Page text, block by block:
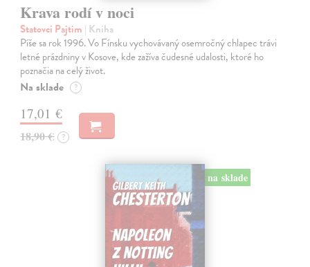
Krava rodí v noci
Statovci Pajtim | Kniha
Píše sa rok 1996. Vo Fínsku vychovávaný osemročný chlapec trávi
letné prázdniny v Kosove, kde zažíva čudesné udalosti, ktoré ho
poznačia na celý život.
Na sklade ?
17,01 €
18,90 € ?
na sklade